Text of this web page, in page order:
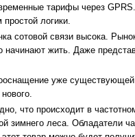
тарифы через
логики.
сотовой связи высока.
начинают жить. Даже
уже существующей
что происходит в
зимнего леса. Обладатели